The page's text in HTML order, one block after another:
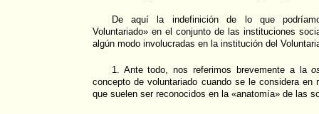
De aquí la indefinición de lo que
Voluntariado» en el conjunto de las instituciones
algún modo involucradas en la institución del
1. Ante todo, nos referimos brevemente a la
concepto de voluntariado cuando se le considera
que suelen ser reconocidos en la «anatomía» de las